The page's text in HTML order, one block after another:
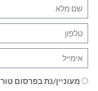
מעוניין/נת בפרסום טור